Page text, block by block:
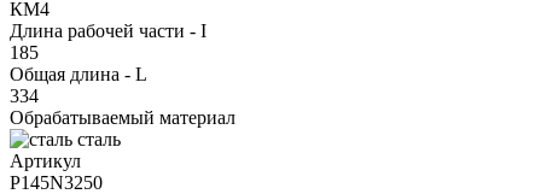
КМ4
Длина рабочей части - I
185
Общая длина - L
334
Обрабатываемый материал
сталь
Артикул
P145N3250